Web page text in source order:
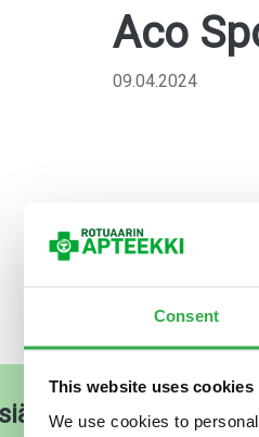
Consent
This website uses cookies
We use cookies to
Aco
09.04.2024
pikalinkkejä